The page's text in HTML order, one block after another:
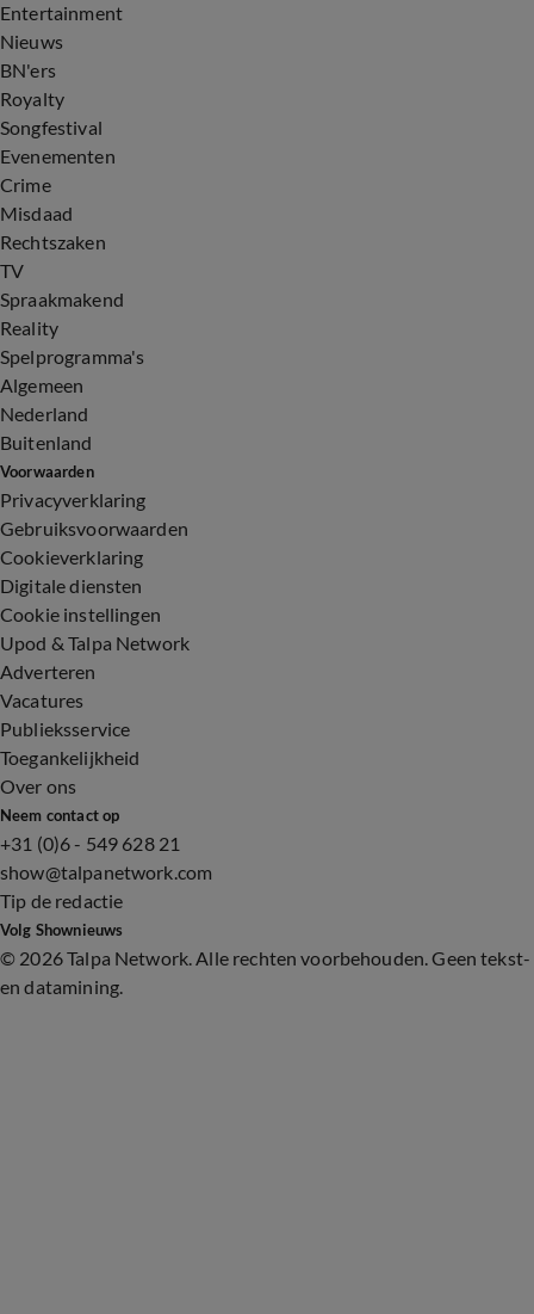
Entertainment
Nieuws
BN'ers
Royalty
Songfestival
Evenementen
Crime
Misdaad
Rechtszaken
TV
Spraakmakend
Reality
Spelprogramma's
Algemeen
Nederland
Buitenland
Voorwaarden
Privacyverklaring
Gebruiksvoorwaarden
Cookieverklaring
Digitale diensten
Cookie instellingen
Upod & Talpa Network
Adverteren
Vacatures
Publieksservice
Toegankelijkheid
Over ons
Neem contact op
+31 (0)6 - 549 628 21
show@talpanetwork.com
Tip de redactie
Volg Shownieuws
© 2026 Talpa Network. Alle rechten voorbehouden. Geen tekst-
en datamining.